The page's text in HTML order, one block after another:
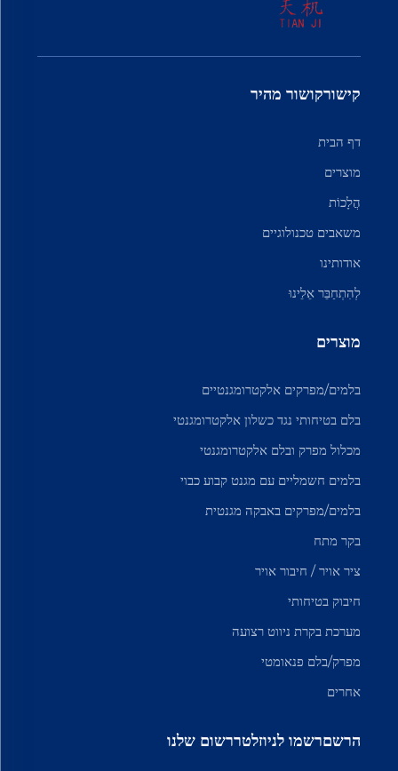
קישורקושור מהיר
דף הבית
מוצרים
הֲלָכוֹת
משאבים טכנולוגיים
אודותינו
לְהִתְחַבֵּר אֵלֵינוּ
מוצרים
בלמים/מפרקים אלקטרומגנטיים
בלם בטיחותי נגד כשלון אלקטרומגנטי
מכלול מפרק ובלם אלקטרומגנטי
בלמים חשמליים עם מגנט קבוע כבוי
בלמים/מפרקים באבקה מגנטית
בקר מתח
ציר אויר / חיבור אויר
חיבוק בטיחותי
מערכת בקרת ניווט רצועה
מפרק/בלם פנאומטי
אחרים
הרשםרשמו לניוזלטררשום שלנו